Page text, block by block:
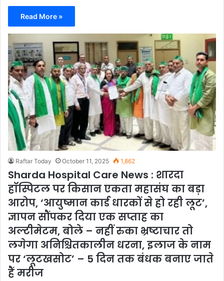
Read More »
Raftar Today October 11, 2025 1,862
Sharda Hospital Care News : शारदा
हॉस्पिटल पर किसान एकता महासंघ का बड़ा
आरोप, ‘आयुष्मान कार्ड धारकों से हो रही लूट’,
ज्ञापन सौंपकर दिया एक सप्ताह का
अल्टीमेटम, बोले – नहीं रुका भ्रष्टाचार तो
लगेगा अनिश्चितकालीन धरना, इलाज के नाम
पर ‘लूटखसोट’ – 5 दिन तक बंधक बनाए जाते
हैं मरीज